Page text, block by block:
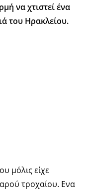
να χτιστεί ένα
του Ηρακλείου.
μόλις είχε
τροχαίου. Ενα